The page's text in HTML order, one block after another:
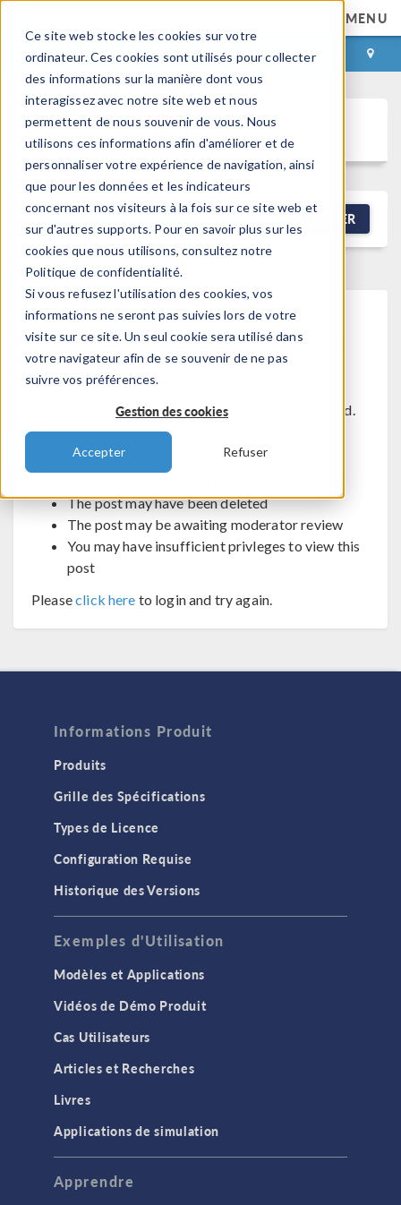
Ce site web stocke les cookies sur votre
ordinateur. Ces cookies sont utilisés pour collecter
des informations sur la manière dont vous
interagissez avec notre site web et nous
permettent de nous souvenir de vous. Nous
utilisons ces informations afin d'améliorer et de
personnaliser votre expérience de navigation, ainsi
que pour les données et les indicateurs
concernant nos visiteurs à la fois sur ce site web et
sur d'autres supports. Pour en savoir plus sur les
cookies que nous utilisons, consultez notre
Politique de confidentialité.
Si vous refusez l'utilisation des cookies, vos
informations ne seront pas suivies lors de votre
visite sur ce site. Un seul cookie sera utilisé dans
votre navigateur afin de se souvenir de ne pas
suivre vos préférences.
Gestion des cookies
Accepter Refuser
MENU
CONNEXION CONTACT
Discussion Forum
FILTRER
This forum post cannot be
viewed
The post you are trying to view cannot be displayed.
Possible reasons:
The post may have been deleted
The post may be awaiting moderator review
You may have insufficient privleges to view this
post
Pleaseclick here to login and try again.
Informations Produit
Produits
Grille des Spécifications
Types de Licence
Configuration Requise
Historique des Versions
Exemples d'Utilisation
Modèles et Applications
Vidéos de Démo Produit
Cas Utilisateurs
Articles et Recherches
Livres
Applications de simulation
Apprendre